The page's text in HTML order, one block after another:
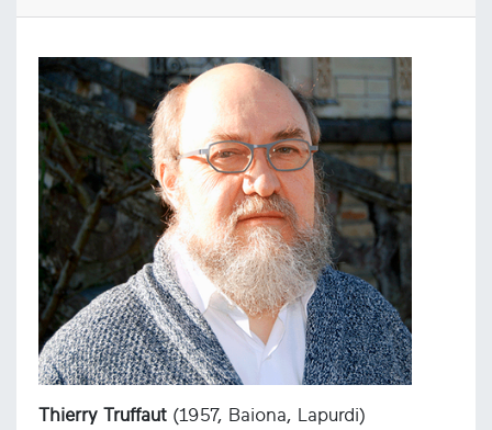
Thierry Truffaut (1957, Baiona, Lapurdi)